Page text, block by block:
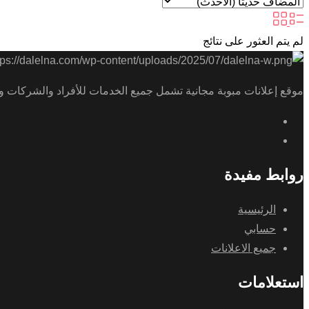
لم يتم العثور على نتائج
موقع إعلانات مبوبة مجانية تشمل جميع الخدمات للأفراد والشركات
روابط مفيدة
الرئيسية
حسابي
جميع الاعلانات
استعلامات